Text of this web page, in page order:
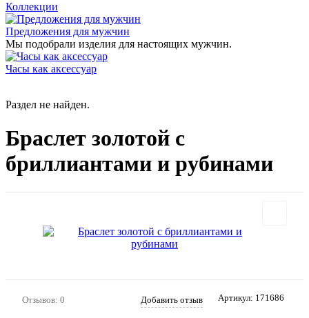
Коллекции
Предложения для мужчин
Мы подобрали изделия для настоящих мужчин.
Часы как аксессуар
Раздел не найден.
Браслет золотой с
бриллиантами и рубинами
Отзывов: 0 Добавить отзыв Артикул: 171686